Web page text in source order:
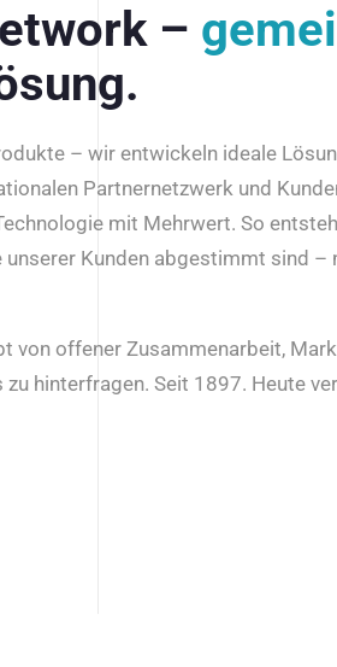
–
– wir entwickeln ideale
Partnernetzwerk und
mit Mehrwert. So
Kunden abgestimmt sind –
von offener Zusammenarbeit,
hinterfragen. Seit 1897. Heute